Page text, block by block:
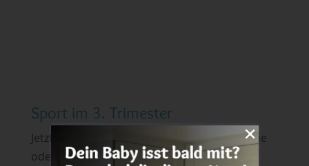
Sport im 3. Trimester
Jetzt schiebst du vermutlich schon eine kleine
oder auch größere Kugel vor dir her und